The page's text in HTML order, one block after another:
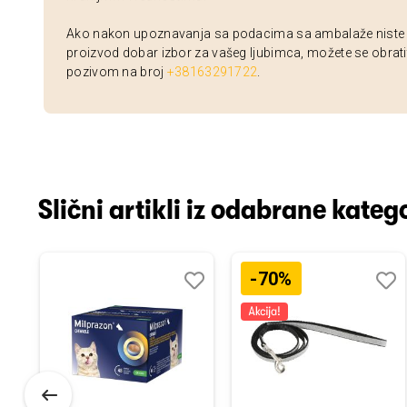
Ako nakon upoznavanja sa podacima sa ambalaže niste
proizvod dobar izbor za vašeg ljubimca, možete se
pozivom na broj +38163291722
Slični artikli iz odabrane
-70%
želja